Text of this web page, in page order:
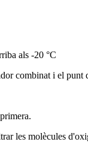
als -20 °C
combinat i el punt
les molècules